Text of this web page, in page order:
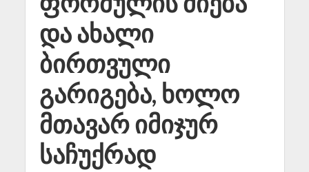
და ახალი
ბირთვული
გარიგება, ხოლო
მთავარ იმიჯურ
საჩუქრად